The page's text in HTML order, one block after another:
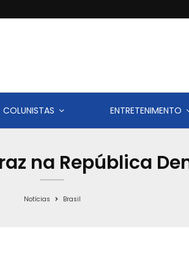
COLUNISTAS ENTRETENIMENTO
na República
Notícias Brasil